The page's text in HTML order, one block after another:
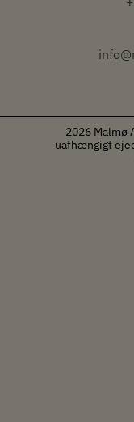
2026 Malmø
uafhængigt